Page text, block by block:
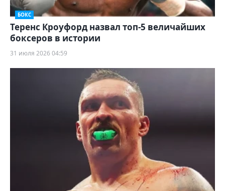
БОКС
Теренс Кроуфорд назвал топ-5 величайших
боксеров в истории
31 июля 2026 04:59